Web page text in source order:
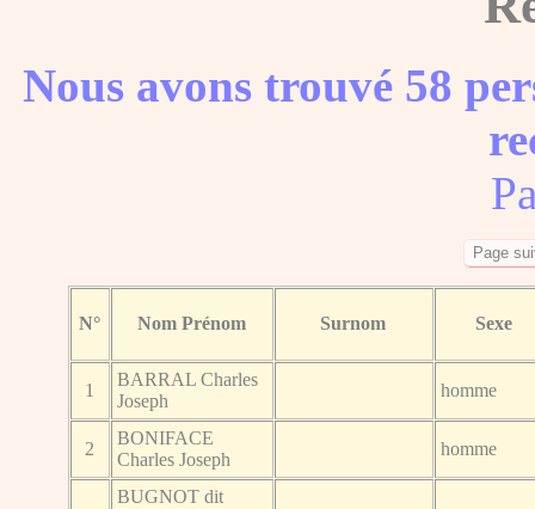
Nous avons trouvé 58
N° Nom Prénom Surnom Sexe
1
BARRAL Charles
Joseph
homme
2
BONIFACE
Charles Joseph
homme
BUGNOT dit